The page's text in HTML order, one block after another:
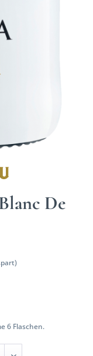
De
6 Flaschen.